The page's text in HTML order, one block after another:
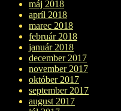
máj 2018
apríl 2018
marec 2018
február 2018
január 2018
december 2017
november 2017
október 2017
september 2017
august 2017